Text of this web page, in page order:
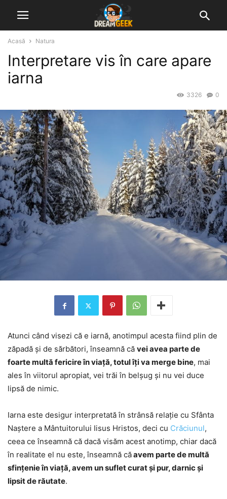
Acasă Natura
Interpretare vis în care apare
iarna
0
3326
Atunci când visezi că e iarnă, anotimpul acesta fiind plin de
zăpadă și de sărbători, înseamnă că vei avea parte de
foarte multă fericire în viață, totul îți va merge bine, mai
ales în viitorul apropiat, vei trăi în belșug și nu vei duce
lipsă de nimic.
Iarna este desigur interpretată în strânsă relație cu Sfânta
Naștere a Mântuitorului Iisus Hristos, deci cu Crăciunul,
ceea ce înseamnă că dacă visăm acest anotimp, chiar dacă
în realitate el nu este, înseamnă căavem parte de multă
sfințenie în viață, avem un suflet curat și pur, darnic și
lipsit de răutate.